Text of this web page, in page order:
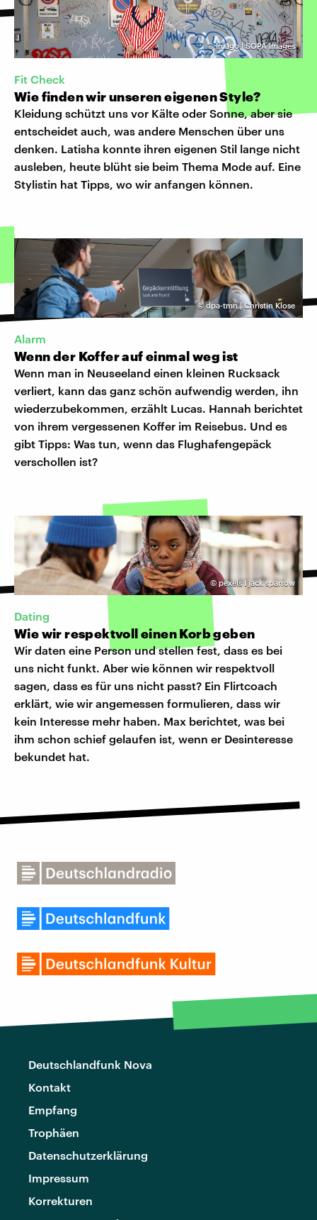
©Imago | SOPA Images
Fit Check
Wie finden wir unseren eigenen Style?
Kleidung schützt uns vor Kälte oder Sonne, aber sie
entscheidet auch, was andere Menschen über uns
denken. Latisha konnte ihren eigenen Stil lange nicht
ausleben, heute blüht sie beim Thema Mode auf. Eine
Stylistin hat Tipps, wo wir anfangen können.
©dpa-tmn | Christin Klose
Alarm
Wenn der Koffer auf einmal weg ist
Wenn man in Neuseeland einen kleinen Rucksack
verliert, kann das ganz schön aufwendig werden, ihn
wiederzubekommen, erzählt Lucas. Hannah berichtet
von ihrem vergessenen Koffer im Reisebus. Und es
gibt Tipps: Was tun, wenn das Flughafengepäck
verschollen ist?
©pexels I jack sparrow
Dating
Wie wir respektvoll einen Korb geben
Wir daten eine Person und stellen fest, dass es bei
uns nicht funkt. Aber wie können wir respektvoll
sagen, dass es für uns nicht passt? Ein Flirtcoach
erklärt, wie wir angemessen formulieren, dass wir
kein Interesse mehr haben. Max berichtet, was bei
ihm schon schief gelaufen ist, wenn er Desinteresse
bekundet hat.
Deutschlandfunk Nova
Kontakt
Empfang
Trophäen
Datenschutzerklärung
Impressum
Korrekturen